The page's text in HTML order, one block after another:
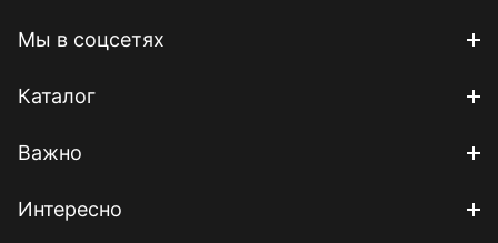
Мы в соцсетях
Каталог
Важно
Интересно